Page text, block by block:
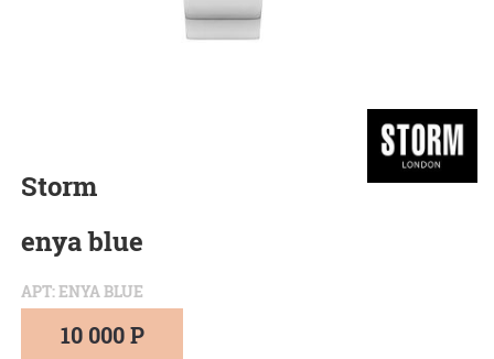
Storm
enya blue
АРТ: ENYA BLUE
10 000 Р